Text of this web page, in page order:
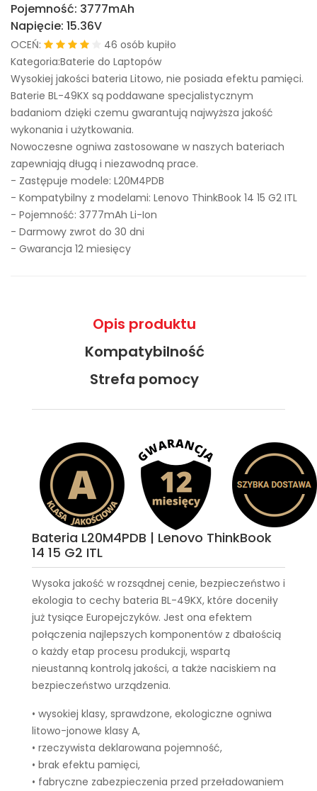
Pojemność: 3777mAh
Napięcie: 15.36V
OCEŃ:
46 osób kupiło
Kategoria:Baterie do Laptopów
Wysokiej jakości bateria Litowo, nie posiada efektu pamięci.
Baterie BL-49KX są poddawane specjalistycznym
badaniom dzięki czemu gwarantują najwyższa jakość
wykonania i użytkowania.
Nowoczesne ogniwa zastosowane w naszych bateriach
zapewniają długą i niezawodną prace.
- Zastępuje modele: L20M4PDB
- Kompatybilny z modelami: Lenovo ThinkBook 14 15 G2 ITL
- Pojemność: 3777mAh Li-Ion
- Darmowy zwrot do 30 dni
- Gwarancja 12 miesięcy
Opis produktu
Kompatybilność
Strefa pomocy
Bateria L20M4PDB | Lenovo ThinkBook
14 15 G2 ITL
Wysoka jakość w rozsądnej cenie, bezpieczeństwo i
ekologia to cechy bateria BL-49KX, które doceniły
już tysiące Europejczyków. Jest ona efektem
połączenia najlepszych komponentów z dbałością
o każdy etap procesu produkcji, wspartą
nieustanną kontrolą jakości, a także naciskiem na
bezpieczeństwo urządzenia.
• wysokiej klasy, sprawdzone, ekologiczne ogniwa
litowo-jonowe klasy A,
• rzeczywista deklarowana pojemność,
• brak efektu pamięci,
• fabryczne zabezpieczenia przed przeładowaniem